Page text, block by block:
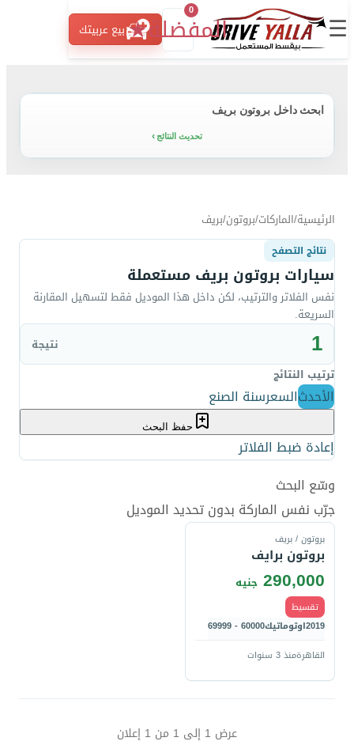
☰ المفضلة
0
★ بيع عربيتك
ابحث داخل بروتون بريف
تحديث النتائج
الرئيسية/الماركات/بروتون/بريف
نتائج التصفح
سيارات بروتون بريف مستعملة
نفس الفلاتر والترتيب، لكن داخل هذا الموديل فقط لتسهيل المقارنة
السريعة.
1
نتيجة
ترتيب النتائج
الأحدثالسعرسنة الصنع
حفظ البحث
إعادة ضبط الفلاتر
وسّع البحث
جرّب نفس الماركة بدون تحديد الموديل
بروتون / بريف
بروتون برايف
290,000 جنيه
تقسيط
2019اوتوماتيك60000 - 69999
القاهرةمنذ 3 سنوات
عرض 1 إلى 1 من 1 إعلان